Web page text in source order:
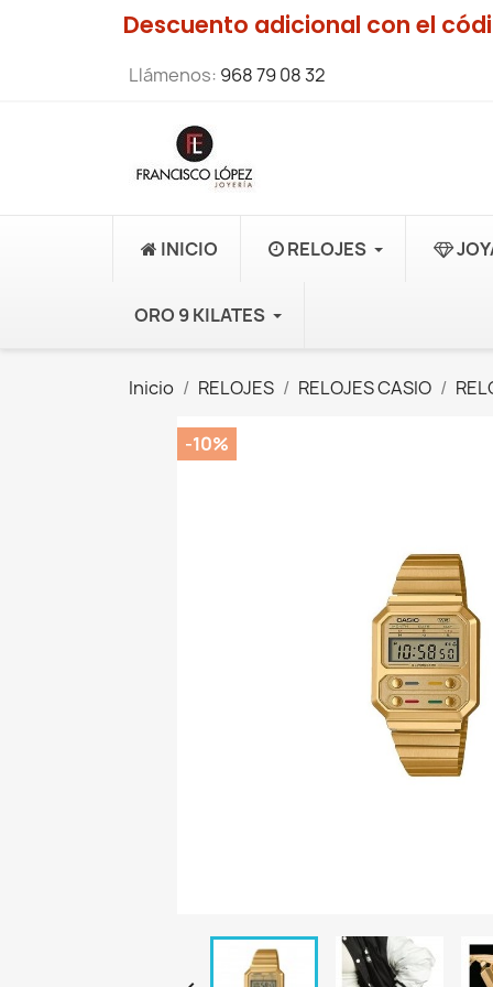
Descuento adicional con el
Llámenos: 968 79 08 32
INICIO RELOJES
ORO 9 KILATES
Inicio RELOJES RELOJES CASIO
-10%